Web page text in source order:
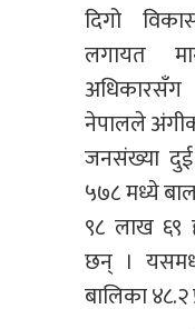
दिगो
लगायत
नेपालले
जनसंख्या
५७८ मध्ये
९८ लाख ६९
छन् ।
बालिका